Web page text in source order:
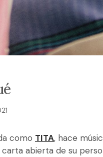
como TITA, hace
carta abierta de su